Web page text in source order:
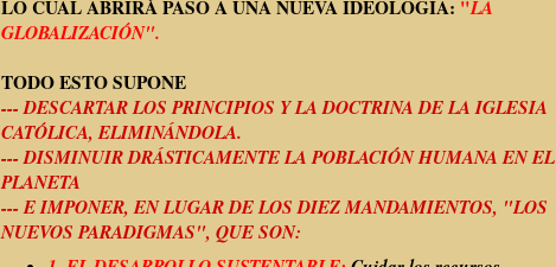
LO CUAL ABRIRÁ PASO A UNA NUEVA IDEOLOGÍA: "LA
GLOBALIZACIÓN".
TODO ESTO SUPONE
--- DESCARTAR LOS PRINCIPIOS Y LA DOCTRINA DE LA IGLESIA
CATÓLICA, ELIMINÁNDOLA.
--- DISMINUIR DRÁSTICAMENTE LA POBLACIÓN HUMANA EN EL
PLANETA
---E IMPONER, EN LUGAR DE LOS DIEZ MANDAMIENTOS, "LOS
NUEVOS PARADIGMAS", QUE SON: